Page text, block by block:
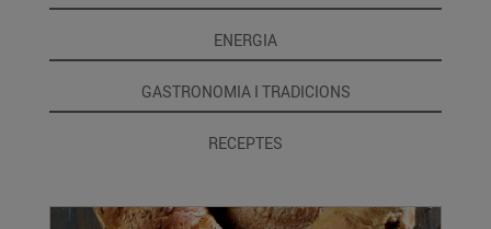
ENERGIA
GASTRONOMIA I TRADICIONS
RECEPTES